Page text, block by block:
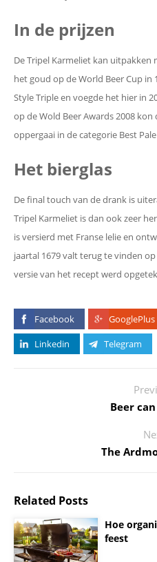
In de prijzen
De Tripel Karmeliet kan
het goud op de World Beer Cup in
Style Triple en voegde het hier in
op de Wold Beer Awards 2008
oppergaai in de categorie Best
Het bierglas
De final touch van de drank is
Tripel Karmeliet is dan ook zeer
is versierd met Franse lelie en
jaartal 1679 valt terug te vinden
versie van het recept werd
Facebook GooglePlus
Linkedin
Telegram
Beer
The
Related Posts
Hoe
feest